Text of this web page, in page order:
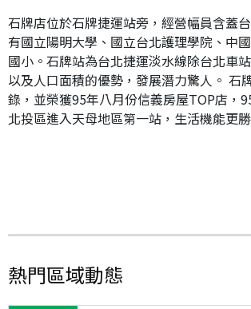
石牌店位於石牌捷運站旁，經營幅員含蓋
有國立陽明大學、國立台北護理學院、中
國小。石牌站為台北捷運淡水線除台北車
以及人口面積的優勢，發展潛力驚人。 石
錄，並榮獲95年八月份信義房屋TOP店，
北投區進入天母地區第一站，生活機能更
熱門區域動態